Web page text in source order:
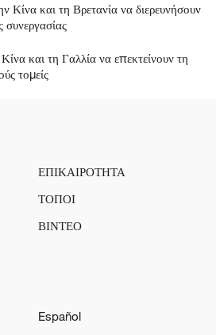
Κίνα και τη Βρετανία να διερευνήσουν
συνεργασίας
και τη Γαλλία να επεκτείνουν τη
τομείς
ΕΠΙΚΑΙΡΟΤΗΤΑ
ΤΟΠΟΙ
ΒΙΝΤΕΟ
Español